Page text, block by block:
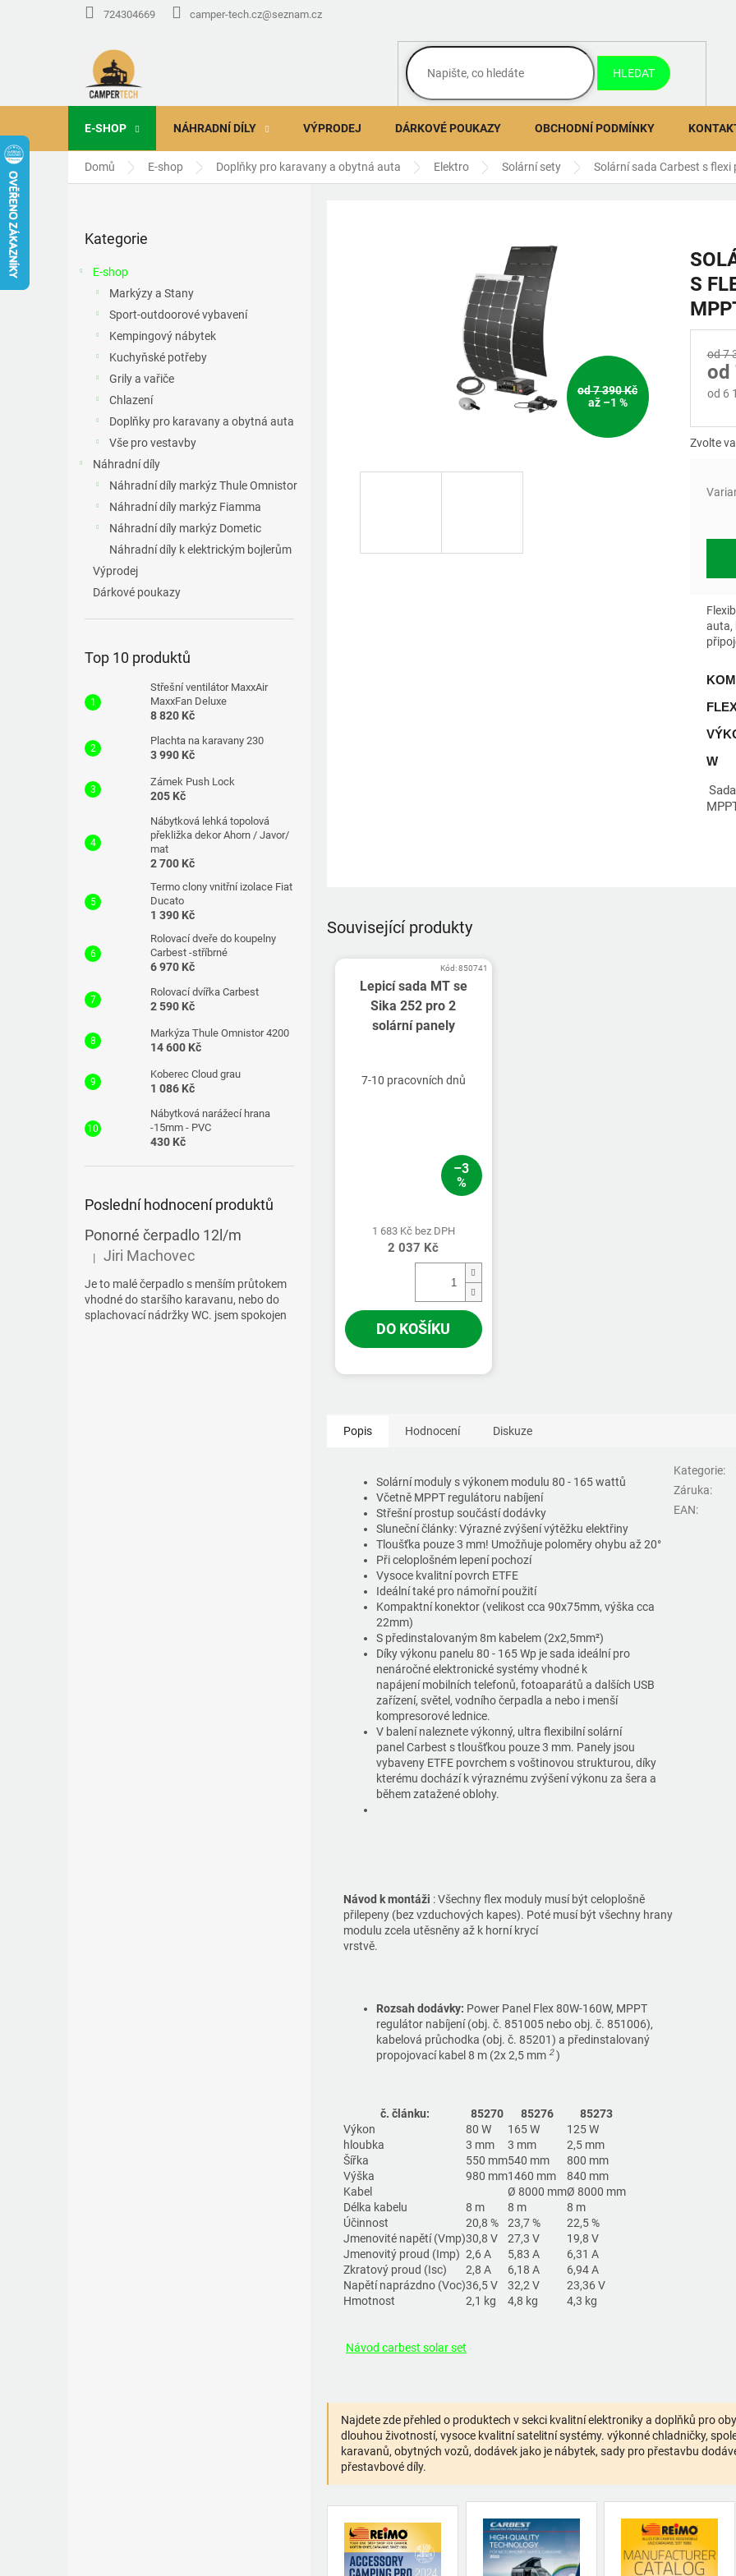
724304669 camper-tech.cz@seznam.cz
HLEDAT
E-SHOP NÁHRADNÍ DÍLY VÝPRODEJ DÁRKOVÉ POUKAZY OBCHODNÍ PODMÍNKY
Domů E-shop Doplňky pro karavany a obytná auta Elektro Solární sety Solární sada Carbest s flexi
kategorie
Kategorie
E-shop
Markýzy a Stany
Sport-outdoorové vybavení
Kempingový nábytek
Kuchyňské potřeby
Grily a vařiče
Chlazení
Doplňky pro karavany a obytná auta
Vše pro vestavby
Náhradní díly
Náhradní díly markýz Thule Omnistor
Náhradní díly markýz Fiamma
Náhradní díly markýz Dometic
Náhradní díly k elektrickým bojlerům
Výprodej
Dárkové poukazy
Top 10 produktů
Střešní ventilátor MaxxAir
MaxxFan Deluxe
8 820 Kč
Plachta na karavany 230
3 990 Kč
Zámek Push Lock
205 Kč
Nábytková lehká topolová
překližka dekor Ahorn / Javor/
mat
2 700 Kč
Termo clony vnitřní izolace Fiat
Ducato
1 390 Kč
Rolovací dveře do koupelny
Carbest -stříbrné
6 970 Kč
Rolovací dvířka Carbest
2 590 Kč
Markýza Thule Omnistor 4200
14 600 Kč
Koberec Cloud grau
1 086 Kč
Nábytková narážecí hrana
-15mm - PVC
430 Kč
Poslední hodnocení produktů
Ponorné čerpadlo 12l/m
Hodnocení produktu je 5 z 5 hvězdiček.
| Jiri Machovec
Je to malé čerpadlo s menším průtokem
vhodné do staršího karavanu, nebo do
splachovací nádržky WC. jsem spokojen
od 7 390 Kč
až –1 %
S
od 7
od
od 6
Zvolte
auta,
W
Související produkty
Lepicí sada MT se
Sika 252 pro 2
solární panely
7-10 pracovních dnů
–3
%
1 683 Kč bez DPH
2 037 Kč
DO KOŠÍKU
Kód:850741
Popis Hodnocení Diskuze
Solární moduly s výkonem modulu 80 - 165 wattů
Včetně MPPT regulátoru nabíjení
Střešní prostup součástí dodávky
Sluneční články: Výrazné zvýšení výtěžku elektřiny
Tloušťka pouze 3 mm! Umožňuje poloměry ohybu až 20°
Při celoplošném lepení pochozí
Vysoce kvalitní povrch ETFE
Ideální také pro námořní použití
Kompaktní konektor (velikost cca 90x75mm, výška cca
22mm)
S předinstalovaným 8m kabelem (2x2,5mm²)
Díky výkonu panelu 80 - 165 Wp je sada ideální pro
nenáročné elektronické systémy vhodné k
napájení mobilních telefonů, fotoaparátů a dalších USB
zařízení, světel, vodního čerpadla a nebo i menší
kompresorové lednice.
V balení naleznete výkonný, ultra flexibilní solární
panel Carbest s tloušťkou pouze 3 mm. Panely jsou
vybaveny ETFE povrchem s voštinovou strukturou, díky
kterému dochází k výraznému zvýšení výkonu za šera a
během zatažené oblohy.
Návod k montáži : Všechny flex moduly musí být celoplošně
přilepeny (bez vzduchových kapes). Poté musí být všechny hrany
modulu zcela utěsněny až k horní krycí
vrstvě.
Rozsah dodávky: Power Panel Flex 80W-160W, MPPT
regulátor nabíjení (obj. č. 851005 nebo obj. č. 851006),
kabelová průchodka (obj. č. 85201) a předinstalovaný
propojovací kabel 8 m (2x 2,5 mm 2 )
č. článku: 85270 85276
85273
Výkon
80 W 165 W
125 W
hloubka
3 mm 3 mm
2,5 mm
Šířka
550 mm540 mm
800 mm
Výška
980 mm1460 mm
840 mm
Kabel
Ø 8000 mmØ 8000 mm
Délka kabelu
8 m 8 m
8 m
Účinnost
20,8 % 23,7 %
22,5 %
Jmenovité napětí (Vmp)30,8 V 27,3 V
19,8 V
Jmenovitý proud (Imp) 2,6 A 5,83 A
6,31 A
Zkratový proud (Isc)
2,8 A 6,18 A
6,94 A
Napětí naprázdno (Voc)36,5 V 32,2 V
23,36 V
Hmotnost
2,1 kg 4,8 kg 4,3 kg
Návod carbest solar set
Kategorie:
Záruka:
EAN:
Najdete zde přehled o produktech v sekci kvalitní elektroniky a doplňků pro
dlouhou životností, vysoce kvalitní satelitní systémy. výkonné chladničky,
karavanů, obytných vozů, dodávek jako je nábytek, sady pro přestavbu
přestavbové díly.